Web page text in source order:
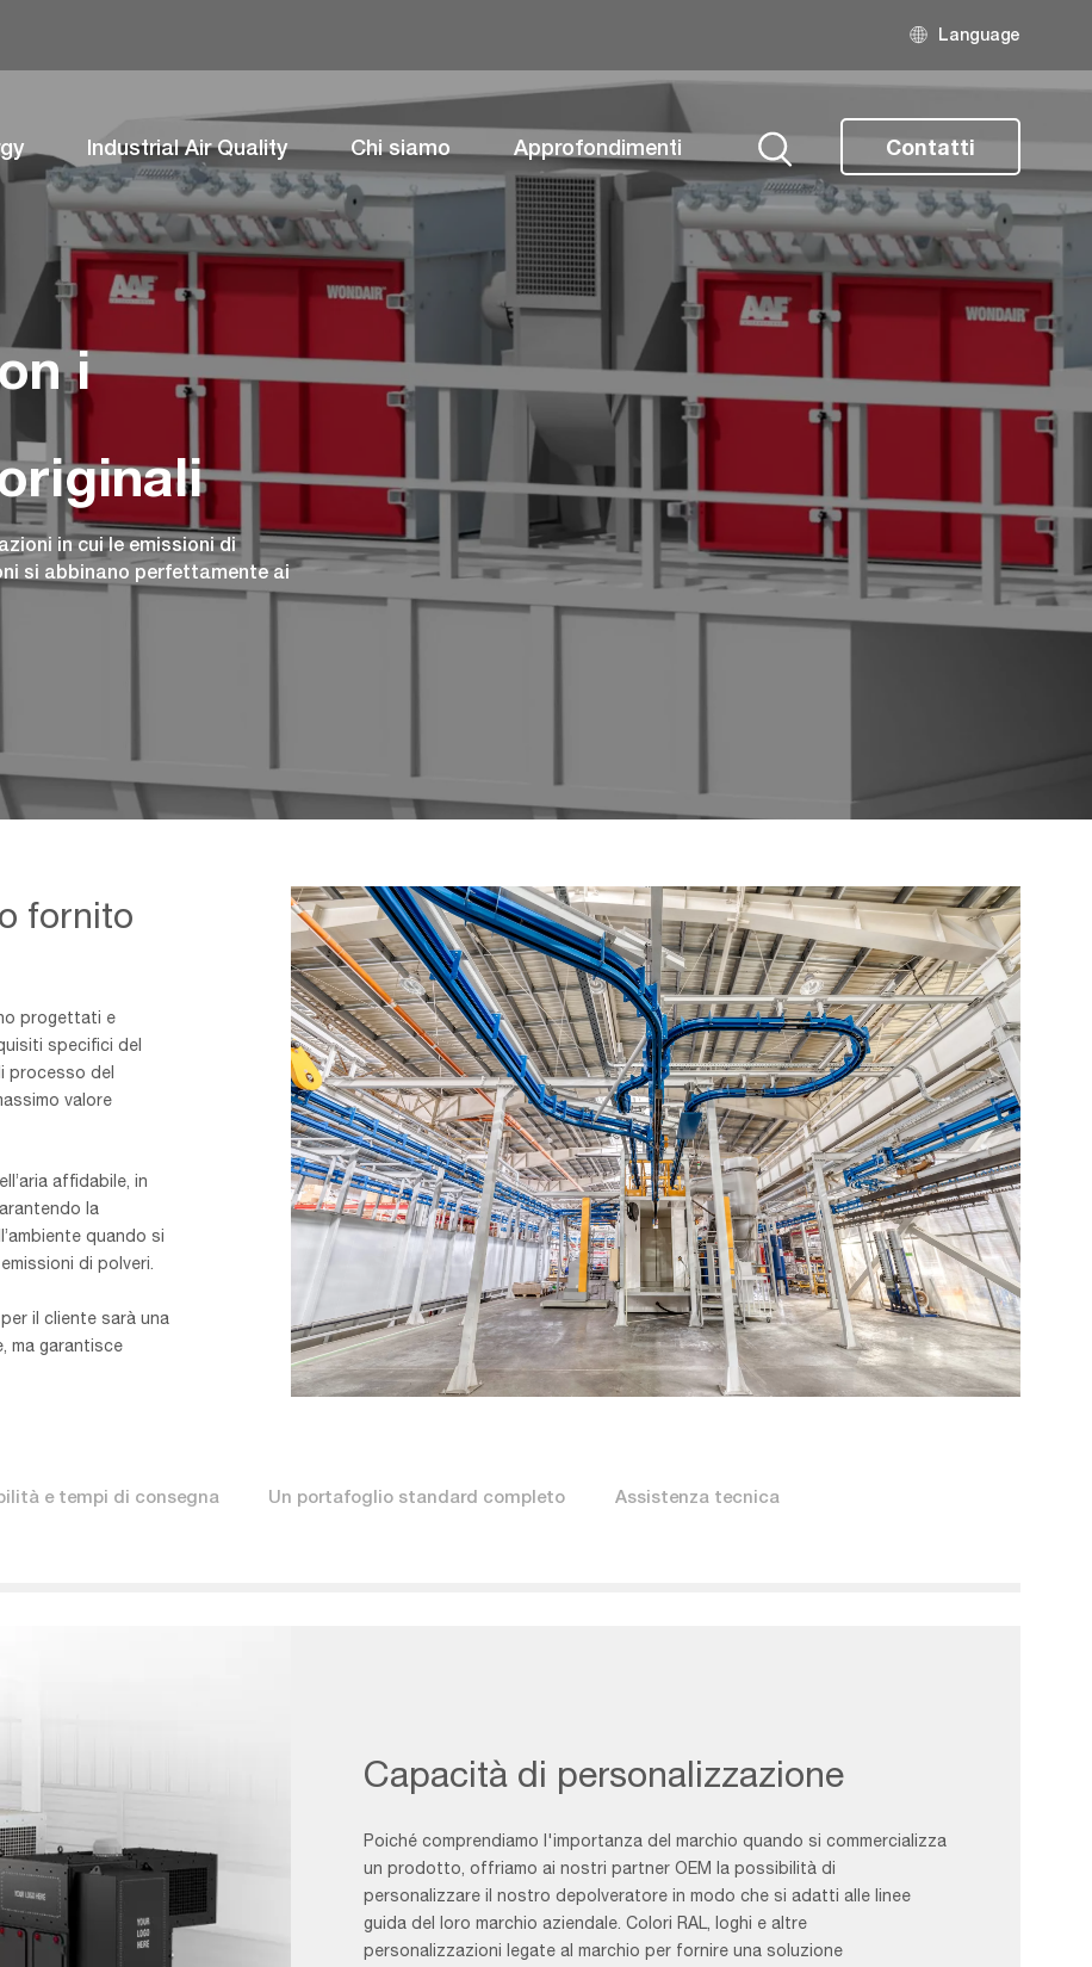
Language
Contatti
Industrial Air Quality Chi siamo Approfondimenti
i
in cui le emissioni di
si abbinano perfettamente ai
fornito
progettati e
specifici del
processo del
valore
affidabile, in
la
quando si
di polveri.
il cliente sarà una
ma garantisce
e tempi di consegna Un portafoglio standard completo Assistenza tecnica
Capacità di personalizzazione
Poiché comprendiamo l'importanza del marchio quando si commercializza
un prodotto, offriamo ai nostri partner OEM la possibilità di
personalizzare il nostro depolveratore in modo che si adatti alle linee
guida del loro marchio aziendale. Colori RAL, loghi e altre
personalizzazioni legate al marchio per fornire una soluzione